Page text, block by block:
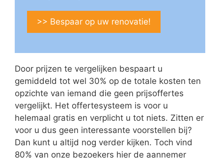
>> Bespaar op uw renovatie!
Door prijzen te vergelijken bespaart u
gemiddeld tot wel 30% op de totale kosten ten
opzichte van iemand die geen prijsoffertes
vergelijkt. Het offertesysteem is voor u
helemaal gratis en verplicht u tot niets. Zitten er
voor u dus geen interessante voorstellen bij?
Dan kunt u altijd nog verder kijken. Toch vind
80% van onze bezoekers hier de aannemer